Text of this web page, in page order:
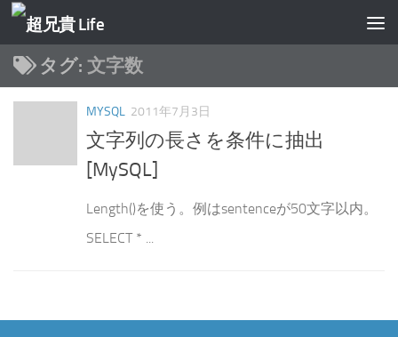
コンテンツへスキップ
タグ: 文字数
MYSQL 2011年7月3日
文字列の長さを条件に抽出
[MySQL]
Length()を使う。例はsentenceが50文字以内。
SELECT * ...